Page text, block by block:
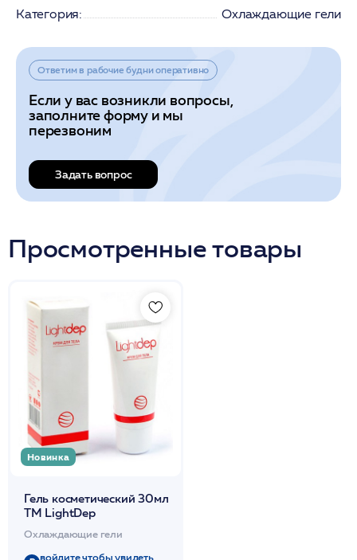
Категория:
Охлаждающие гели
Ответим в рабочие будни оперативно
Если у вас возникли вопросы,
заполните форму и мы
перезвоним
Задать вопрос
Просмотренные товары
Новинка
Гель косметический 30мл
ТМ LightDep
Охлаждающие гели
войдите чтобы увидеть